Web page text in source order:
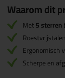
Waarom dit
Met5 sterren
Ergonomisch
Scherpe en